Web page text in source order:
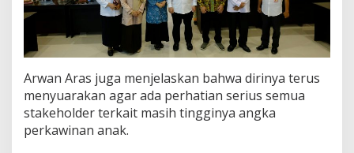
Arwan Aras juga menjelaskan bahwa dirinya terus
menyuarakan agar ada perhatian serius semua
stakeholder terkait masih tingginya angka
perkawinan anak.